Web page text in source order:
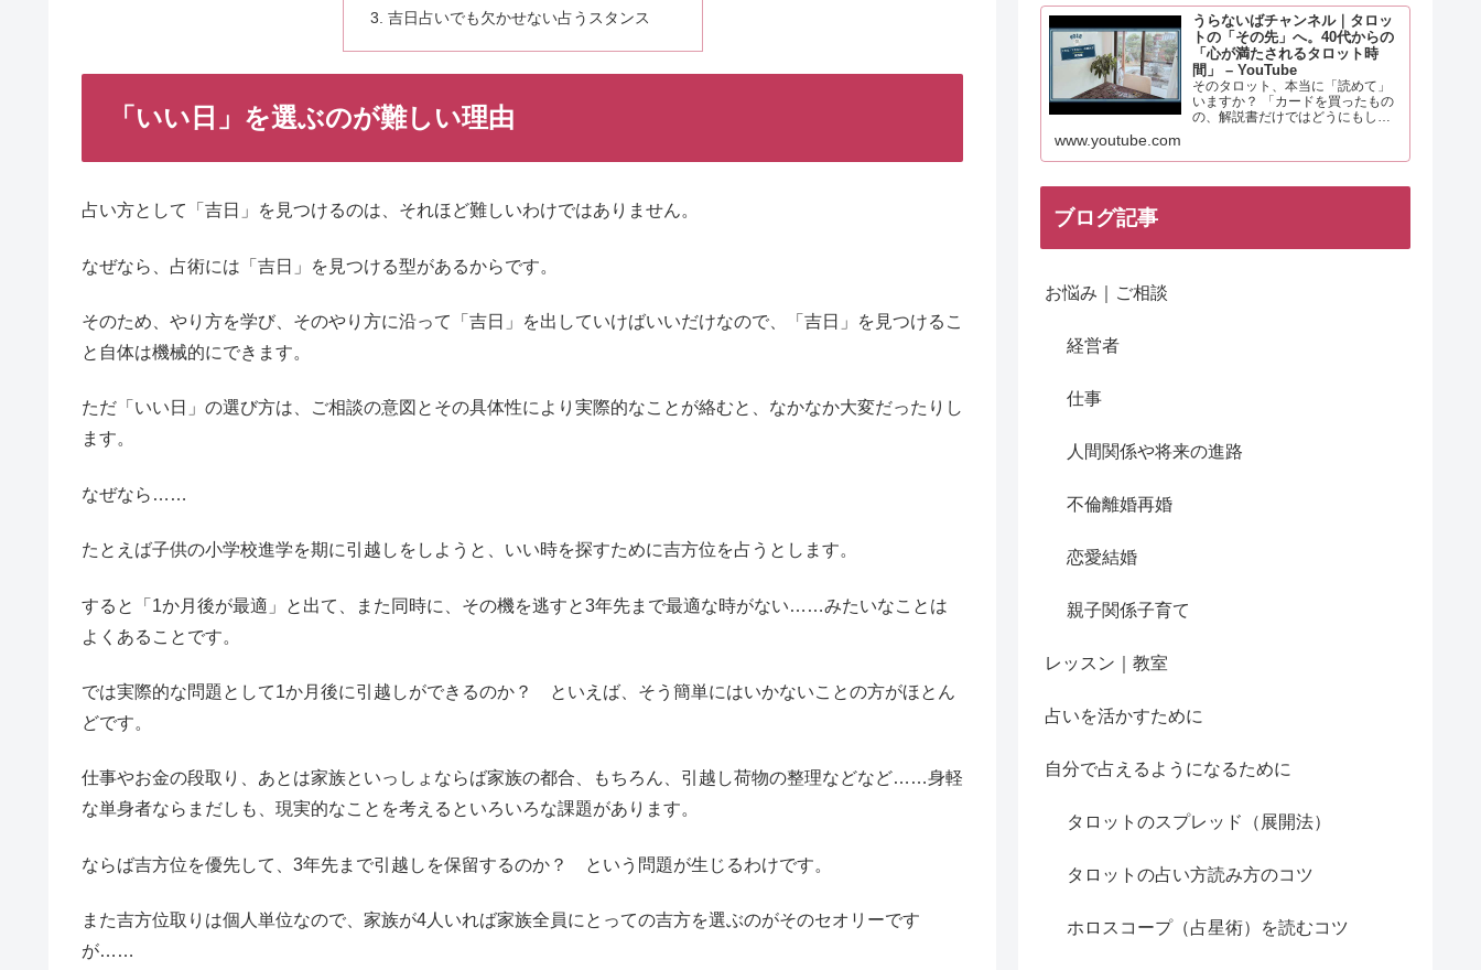
吉日占いでも欠かせない占うスタンス
「いい日」を選ぶのが難しい理由
占い方として「吉日」を見つけるのは、それほど難しいわけではありません。
なぜなら、占術には「吉日」を見つける型があるからです。
そのため、やり方を学び、そのやり方に沿って「吉日」を出していけばいいだけなので、「吉日」を見つけるこ
と自体は機械的にできます。
ただ「いい日」の選び方は、ご相談の意図とその具体性により実際的なことが絡むと、なかなか大変だったりし
ます。
なぜなら……
たとえば子供の小学校進学を期に引越しをしようと、いい時を探すために吉方位を占うとします。
すると「1か月後が最適」と出て、また同時に、その機を逃すと3年先まで最適な時がない……みたいなことは
よくあることです。
では実際的な問題として1か月後に引越しができるのか？ といえば、そう簡単にはいかないことの方がほとん
どです。
仕事やお金の段取り、あとは家族といっしょならば家族の都合、もちろん、引越し荷物の整理などなど……身軽
な単身者ならまだしも、現実的なことを考えるといろいろな課題があります。
ならば吉方位を優先して、3年先まで引越しを保留するのか？ という問題が生じるわけです。
また吉方位取りは個人単位なので、家族が4人いれば家族全員にとっての吉方を選ぶのがそのセオリーです
が……
うらないばチャンネル｜タロッ
トの「その先」へ。40代からの
「心が満たされるタロット時
間」 – YouTube
そのタロット、本当に「読めて」
いますか？ 「カードを買ったもの
の、解説書だけではどうにもしっ
なたの知識や才能が足りないから
www.youtube.com
ブログ記事
お悩み｜ご相談
経営者
仕事
人間関係や将来の進路
不倫離婚再婚
恋愛結婚
親子関係子育て
レッスン｜教室
占いを活かすために
自分で占えるようになるために
タロットのスプレッド（展開法）
タロットの占い方読み方のコツ
ホロスコープ（占星術）を読むコツ